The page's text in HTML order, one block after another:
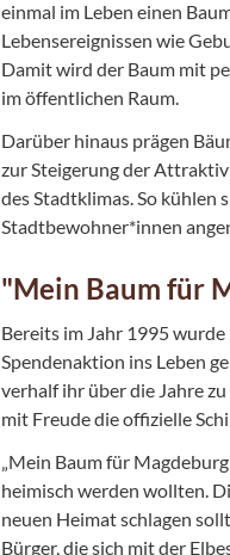
einmal im Leben einen
Lebensereignissen wie
Damit wird der Baum mit
im öffentlichen Raum.
Darüber hinaus prägen
zur Steigerung der
des Stadtklimas. So kühlen
Stadtbewohner*innen
"Mein Baum für
Bereits im Jahr 1995
Spendenaktion ins Leben
verhalf ihr über die Jahre
mit Freude die offizielle
„Mein Baum für
heimisch werden wollten.
neuen Heimat schlagen
Bürger, die sich mit der